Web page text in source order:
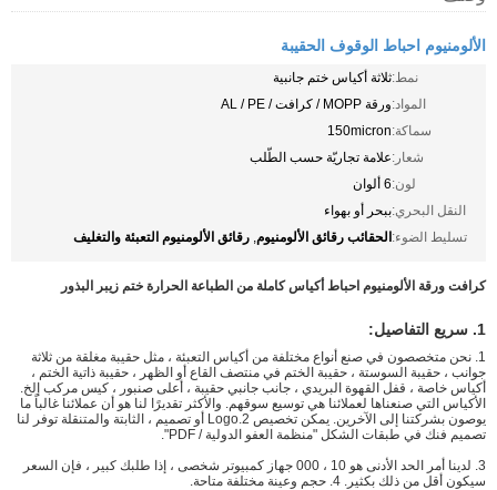
الألومنيوم احباط الوقوف الحقيبة
نمط:ثلاثة أكياس ختم جانبية
المواد:ورقة MOPP / كرافت / AL / PE
سماكة:150micron
شعار:علامة تجاريّة حسب الطّلب
لون:6 ألوان
النقل البحري:ببحر أو بهواء
تسليط الضوء:الحقائب رقائق الألومنيوم, رقائق الألومنيوم التعبئة والتغليف
كرافت ورقة الألومنيوم احباط أكياس كاملة من الطباعة الحرارة ختم زيبر البذور
1. سريع التفاصيل:
1. نحن متخصصون في صنع أنواع مختلفة من أكياس التعبئة ، مثل حقيبة مغلقة من ثلاثة
جوانب ، حقيبة السوستة ، حقيبة الختم في منتصف القاع أو الظهر ، حقيبة ذاتية الختم ،
أكياس خاصة ، قفل القهوة البريدي ، جانب جانبي حقيبة ، أعلى صنبور ، كيس مركب إلخ.
الأكياس التي صنعناها لعملائنا هي توسيع سوقهم. والأكثر تقديرًا لنا هو أن عملائنا غالباً ما
يوصون بشركتنا إلى الآخرين. يمكن تخصيص 2.Logo أو تصميم ، الثابتة والمتنقلة توفر لنا
تصميم فنك في طبقات الشكل "منظمة العفو الدولية / PDF".
3. لدينا أمر الحد الأدنى هو 10 ، 000 جهاز كمبيوتر شخصى ، إذا طلبك كبير ، فإن السعر
سيكون أقل من ذلك بكثير. 4. حجم وعينة مختلفة متاحة.